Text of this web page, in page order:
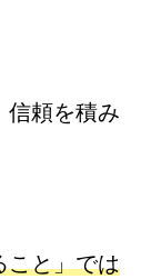
信頼を積み
こと」では